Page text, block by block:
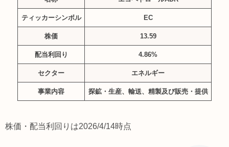
ティッカーシンボル EC
株価 13.59
配当利回り 4.86%
セクター エネルギー
事業内容 探鉱・生産、輸送、精製及び販売・提供
株価・配当利回りは2026/4/14時点